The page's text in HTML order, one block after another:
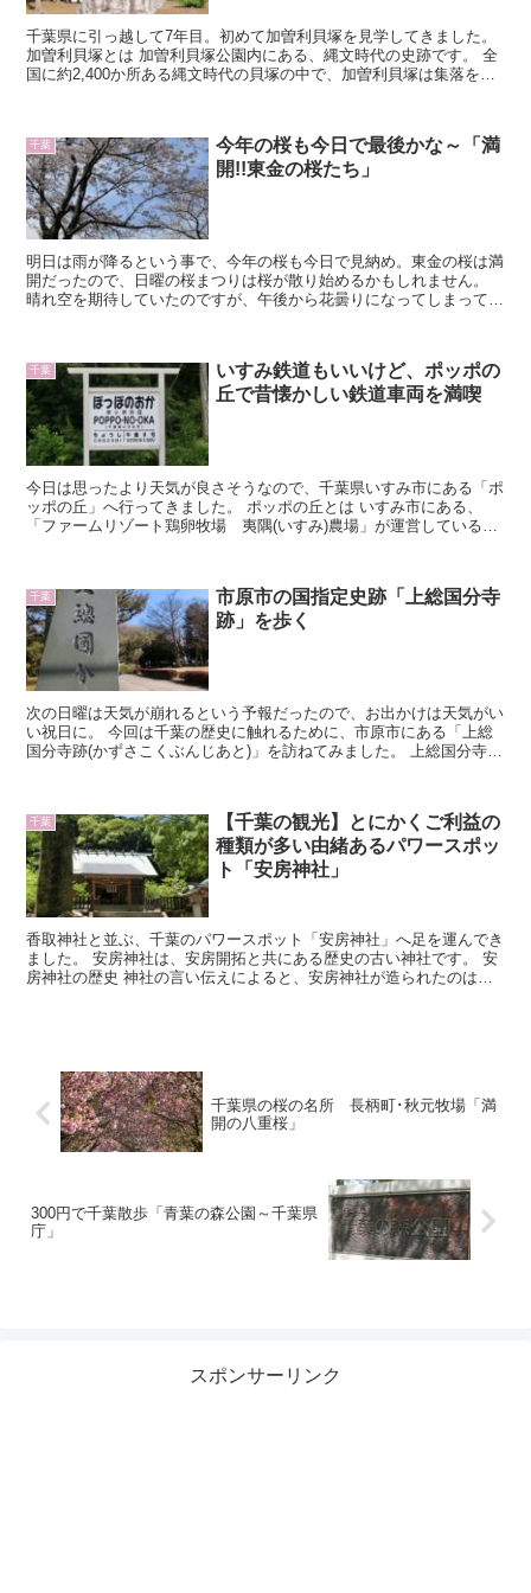
千葉県に引っ越して7年目。初めて加曽利貝塚を見学してきました。
加曽利貝塚とは 加曽利貝塚公園内にある、縄文時代の史跡です。 全
国に約2,400か所ある縄文時代の貝塚の中で、加曽利貝塚は集落を伴
千葉
今年の桜も今日で最後かな～「満
開!!東金の桜たち」
明日は雨が降るという事で、今年の桜も今日で見納め。東金の桜は満
開だったので、日曜の桜まつりは桜が散り始めるかもしれません。
晴れ空を期待していたのですが、午後から花曇りになってしまって残
千葉
いすみ鉄道もいいけど、ポッポの
丘で昔懐かしい鉄道車両を満喫
今日は思ったより天気が良さそうなので、千葉県いすみ市にある「ポ
ッポの丘」へ行ってきました。 ポッポの丘とは いすみ市にある、
「ファームリゾート鶏卵牧場 夷隅(いすみ)農場」が運営している、
千葉
市原市の国指定史跡「上総国分寺
跡」を歩く
次の日曜は天気が崩れるという予報だったので、お出かけは天気がい
い祝日に。 今回は千葉の歴史に触れるために、市原市にある「上総
国分寺跡(かずさこくぶんじあと)」を訪ねてみました。 上総国分寺
千葉
【千葉の観光】とにかくご利益の
種類が多い由緒あるパワースポッ
ト「安房神社」
香取神社と並ぶ、千葉のパワースポット「安房神社」へ足を運んでき
ました。 安房神社は、安房開拓と共にある歴史の古い神社です。 安
房神社の歴史 神社の言い伝えによると、安房神社が造られたのは今
千葉県の桜の名所 長柄町･秋元牧場「満
開の八重桜」
300円で千葉散歩「青葉の森公園～千葉県
庁」
スポンサーリンク